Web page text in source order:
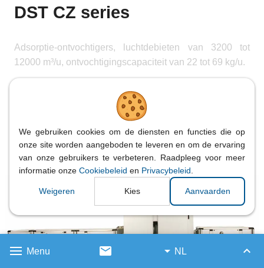
We gebruiken cookies om de diensten en functies die op
onze site worden aangeboden te leveren en om de ervaring
van onze gebruikers te verbeteren. Raadpleeg voor meer
informatie onze Cookiebeleid en Privacybeleid
Weigeren Kies Aanvaarden
DST CZ series
Adsorptie-ontvochtigers, luchtdebieten van 3200 tot
12000 m³/u, ontvochtigingscapaciteit van 22 tot 69 kg/u.
Menu NL